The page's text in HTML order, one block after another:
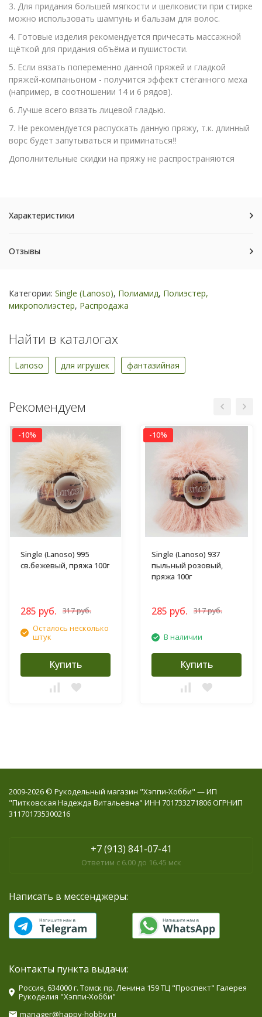
3. Для придания большей мягкости и шелковисти при стирке
можно использовать шампунь и бальзам для волос.
4. Готовые изделия рекомендуется причесать массажной
щёткой для придания объёма и пушистости.
5. Если вязать попеременно данной пряжей и гладкой
пряжей-компаньоном - получится эффект стёганного меха
(например, в соотношении 14 и 6 рядов).
6. Лучше всего вязать лицевой гладью.
7. Не рекомендуется распускать данную пряжу, т.к. длинный
ворс будет запутываться и приминаться‼️
Дополнительные скидки на пряжу не распространяются
Характеристики
Отзывы
Категории: Single (Lanoso), Полиамид, Полиэстер,
микрополиэстер, Распродажа
Найти в каталогах
Lanoso для игрушек фантазийная
Рекомендуем
-10%
Single (Lanoso) 995
св.бежевый, пряжа 100г
285 руб. 317 руб.
Осталось несколько
штук
Купить
-10%
Single (Lanoso) 937
пыльный розовый,
пряжа 100г
285 руб. 317 руб.
В наличии
Купить
2009-2026 © Рукодельный магазин "Хэппи-Хобби" — ИП
"Питковская Надежда Витальевна" ИНН 701733271806 ОГРНИП
311701735300216
+7 (913) 841-07-41
Ответим с 6.00 до 16.45 мск
Написать в мессенджеры:
Контакты пункта выдачи:
Россия, 634000 г. Томск пр. Ленина 159 ТЦ "Проспект" Галерея
Рукоделия "Хэппи-Хобби"
manager@happy-hobby.ru